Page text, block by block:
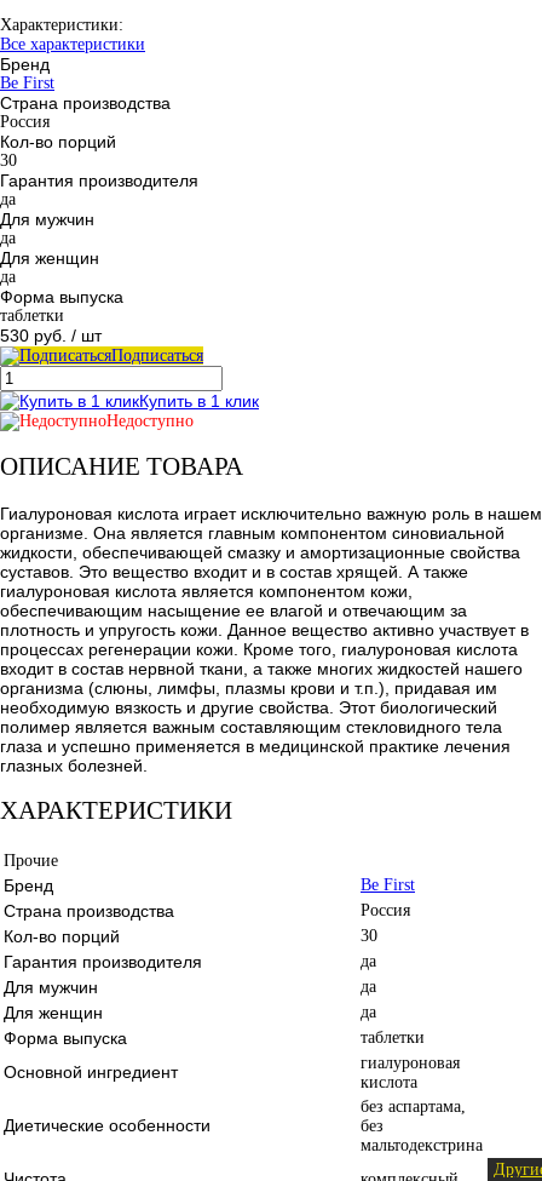
Характеристики:
Все характеристики
Бренд
Be First
Страна производства
Россия
Кол-во порций
30
Гарантия производителя
да
Для мужчин
да
Для женщин
да
Форма выпуска
таблетки
530 руб. / шт
Подписаться
Купить в 1 клик
Недоступно
ОПИСАНИЕ ТОВАРА
Гиалуроновая кислота играет исключительно важную роль в нашем
организме. Она является главным компонентом синовиальной
жидкости, обеспечивающей смазку и амортизационные свойства
суставов. Это вещество входит и в состав хрящей. А также
гиалуроновая кислота является компонентом кожи,
обеспечивающим насыщение ее влагой и отвечающим за
плотность и упругость кожи. Данное вещество активно участвует в
процессах регенерации кожи. Кроме того, гиалуроновая кислота
входит в состав нервной ткани, а также многих жидкостей нашего
организма (слюны, лимфы, плазмы крови и т.п.), придавая им
необходимую вязкость и другие свойства. Этот биологический
полимер является важным составляющим стекловидного тела
глаза и успешно применяется в медицинской практике лечения
глазных болезней.
ХАРАКТЕРИСТИКИ
Прочие
Бренд Be First
Страна производства Россия
Кол-во порций 30
Гарантия производителя да
Для мужчин да
Для женщин да
Форма выпуска таблетки
Основной ингредиент
гиалуроновая
кислота
Диетические особенности
без аспартама,
без
мальтодекстрина